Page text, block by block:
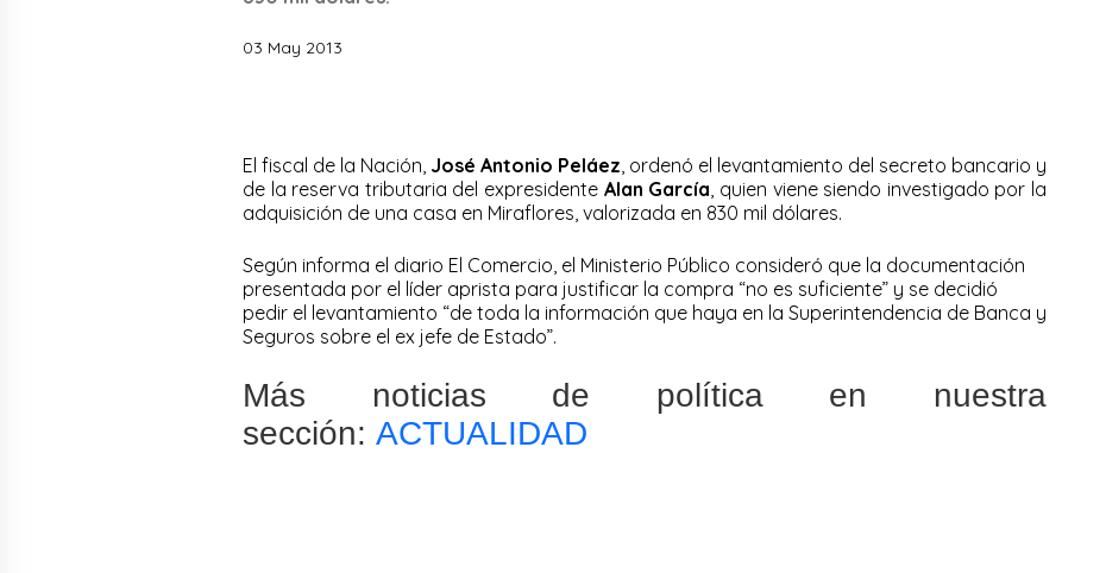
03 May 2013
El fiscal de la Nación, José Antonio Peláez , ordenó el levantamiento del secreto bancario y
de la reserva tributaria del expresidente Alan García , quien viene siendo investigado por la
adquisición de una casa en Miraflores, valorizada en 830 mil dólares.
Según informa el diario El Comercio, el Ministerio Público consideró que la documentación
presentada por el líder aprista para justificar la compra “no es suficiente” y se decidió
pedir el levantamiento “de toda la información que haya en la Superintendencia de Banca y
Seguros sobre el ex jefe de Estado”.
Más noticias de política en nuestra
sección: ACTUALIDAD